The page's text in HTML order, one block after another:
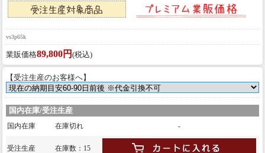
vs3p65k
業販価格89,800円 (税込)
【受注生産のお客様へ】
国内在庫/受注生産
国内在庫 在庫切れ -
受注生産 在庫数：15